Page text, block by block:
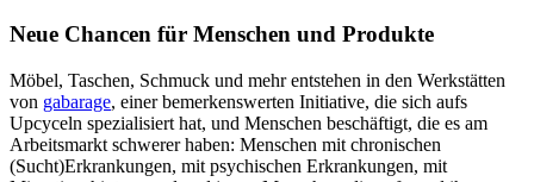
Neue Chancen für Menschen und Produkte
Möbel, Taschen, Schmuck und mehr entstehen in den Werkstätten
von gabarage, einer bemerkenswerten Initiative, die sich aufs
Upcyceln spezialisiert hat, und Menschen beschäftigt, die es am
Arbeitsmarkt schwerer haben: Menschen mit chronischen
(Sucht)Erkrankungen, mit psychischen Erkrankungen, mit